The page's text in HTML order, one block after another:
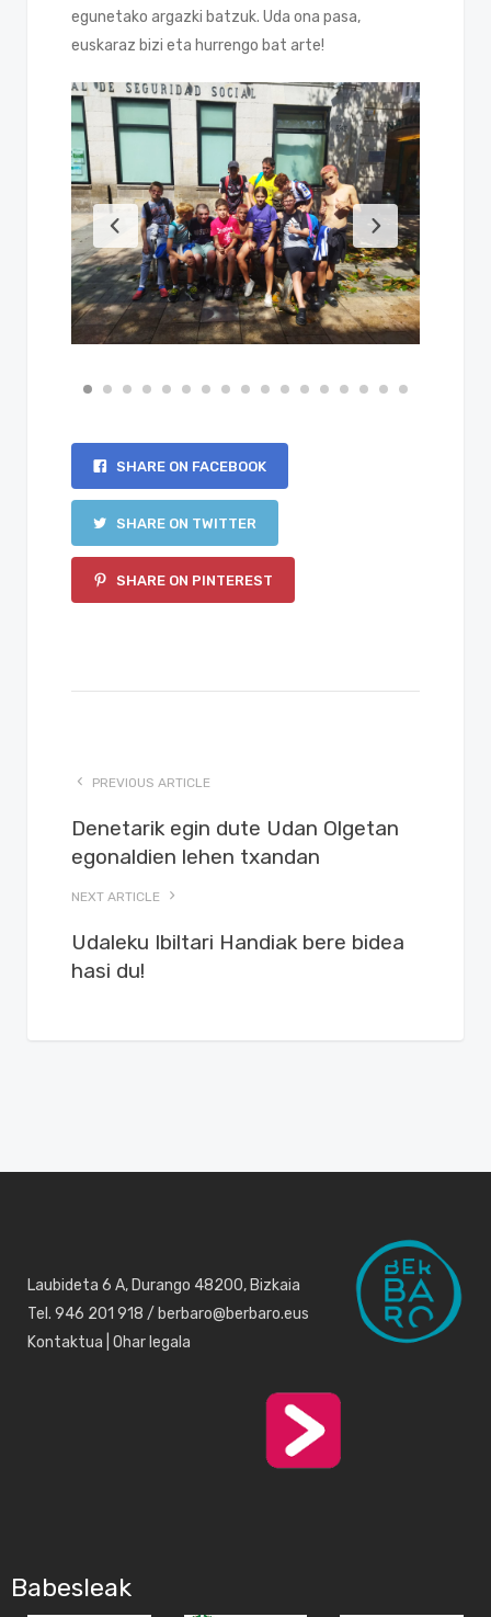
egunetako argazki batzuk. Uda ona pasa,
euskaraz bizi eta hurrengo bat arte!
SHARE ON FACEBOOK
SHARE ON TWITTER
SHARE ON PINTEREST
PREVIOUS ARTICLE
Denetarik egin dute Udan Olgetan
egonaldien lehen txandan
NEXT ARTICLE
Udaleku Ibiltari Handiak bere bidea
hasi du!
Laubideta 6 A, Durango 48200, Bizkaia
Tel. 946 201 918 / berbaro@berbaro.eus
Kontaktua Ohar legala
Babesleak